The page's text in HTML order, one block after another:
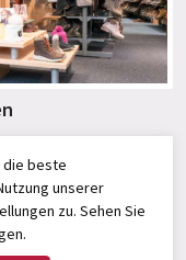
die beste
unserer
zu. Sehen Sie